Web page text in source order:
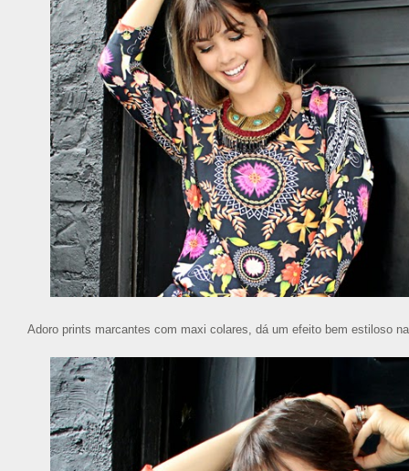
Adoro prints marcantes com maxi colares, dá um efeito bem estiloso